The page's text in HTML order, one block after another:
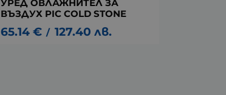
УРЕД ОВЛАЖНИТЕЛ ЗА
ВЪЗДУХ PIC COLD STONE
65.14 € / 127.40 лв.